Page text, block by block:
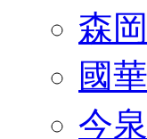
森
國
今